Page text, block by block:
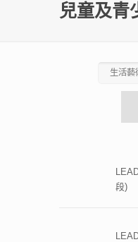
兒童及青
生活藝
段)